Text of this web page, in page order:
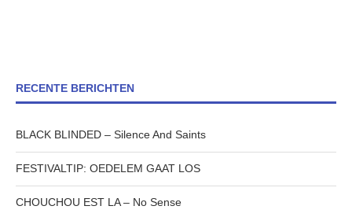
RECENTE BERICHTEN
BLACK BLINDED – Silence And Saints
FESTIVALTIP: OEDELEM GAAT LOS
CHOUCHOU EST LA – No Sense